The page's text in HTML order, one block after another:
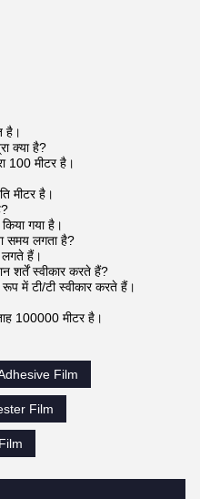
है।
क्या है?
100 मीटर है।
मीटर है।
गया है।
समय लगता है?
लगते हैं।
शर्तें स्वीकार करते हैं?
में टी/टी स्वीकार करते हैं।
100000 मीटर है।
Film
Film